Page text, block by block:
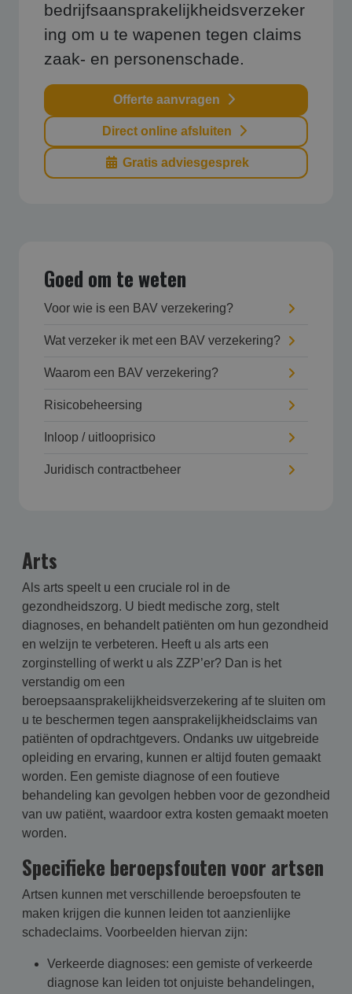
bedrijfsaansprakelijkheidsverzeker
ing om u te wapenen tegen claims
zaak- en personenschade.
Offerte aanvragen
Direct online afsluiten
Gratis adviesgesprek
Goed om te weten
Voor wie is een BAV verzekering?
Wat verzeker ik met een BAV verzekering?
Waarom een BAV verzekering?
Risicobeheersing
Inloop / uitlooprisico
Juridisch contractbeheer
Arts
Als arts speelt u een cruciale rol in de
gezondheidszorg. U biedt medische zorg, stelt
diagnoses, en behandelt patiënten om hun gezondheid
en welzijn te verbeteren. Heeft u als arts een
zorginstelling of werkt u als ZZP’er? Dan is het
verstandig om een
beroepsaansprakelijkheidsverzekering af te sluiten om
u te beschermen tegen aansprakelijkheids­claims van
patiënten of opdrachtgevers. Ondanks uw uitgebreide
opleiding en ervaring, kunnen er altijd fouten gemaakt
worden. Een gemiste diagnose of een foutieve
behandeling kan gevolgen hebben voor de gezondheid
van uw patiënt, waardoor extra kosten gemaakt moeten
worden.
Specifieke beroepsfouten voor artsen
Artsen kunnen met verschillende beroepsfouten te
maken krijgen die kunnen leiden tot aanzienlijke
schadeclaims. Voorbeelden hiervan zijn:
Verkeerde diagnoses: een gemiste of verkeerde
diagnose kan leiden tot onjuiste behandelingen,